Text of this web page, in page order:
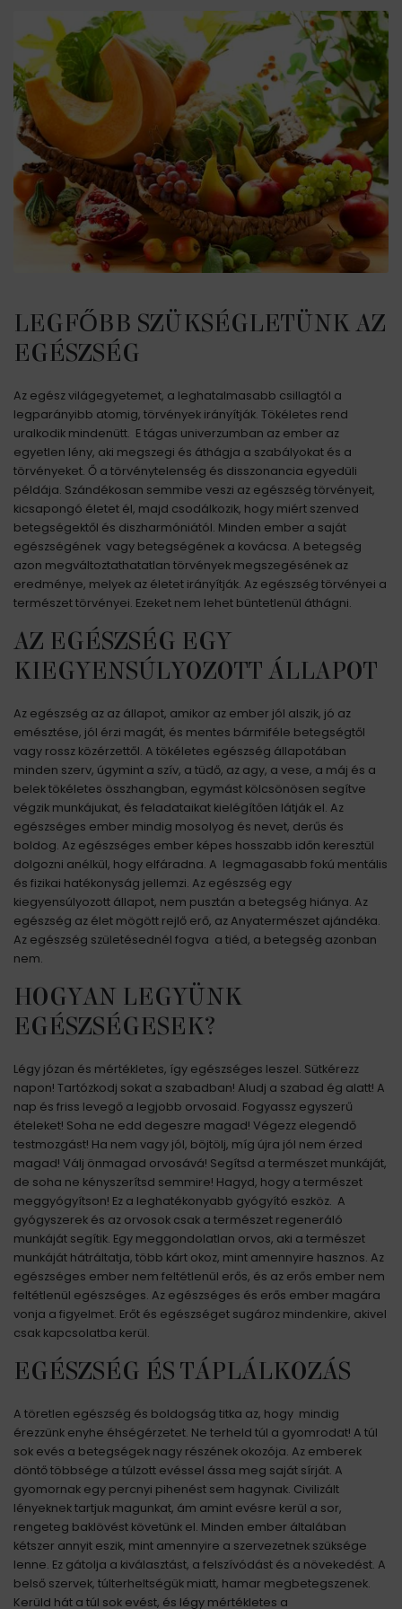
LEGFŐBB SZÜKSÉGLETÜNK AZ
EGÉSZSÉG
Az egész világegyetemet, a leghatalmasabb csillagtól a
legparányibb atomig, törvények irányítják. Tökéletes rend
uralkodik mindenütt. E tágas univerzumban az ember az
egyetlen lény, aki megszegi és áthágja a szabályokat és a
törvényeket. Ő a törvénytelenség és disszonancia egyedüli
példája. Szándékosan semmibe veszi az egészség törvényeit,
kicsapongó életet él, majd csodálkozik, hogy miért szenved
betegségektől és diszharmóniától. Minden ember a saját
egészségének vagy betegségének a kovácsa. A betegség
azon megváltoztathatatlan törvények megszegésének az
eredménye, melyek az életet irányítják. Az egészség törvényei a
természet törvényei. Ezeket nem lehet büntetlenül áthágni.
AZ EGÉSZSÉG EGY
KIEGYENSÚLYOZOTT ÁLLAPOT
Az egészség az az állapot, amikor az ember jól alszik, jó az
emésztése, jól érzi magát, és mentes bármiféle betegségtől
vagy rossz közérzettől. A tökéletes egészség állapotában
minden szerv, úgymint a szív, a tüdő, az agy, a vese, a máj és a
belek tökéletes összhangban, egymást kölcsönösen segítve
végzik munkájukat, és feladataikat kielégítően látják el. Az
egészséges ember mindig mosolyog és nevet, derűs és
boldog. Az egészséges ember képes hosszabb időn keresztül
dolgozni anélkül, hogy elfáradna. A legmagasabb fokú mentális
és fizikai hatékonyság jellemzi. Az egészség egy
kiegyensúlyozott állapot, nem pusztán a betegség hiánya. Az
egészség az élet mögött rejlő erő, az Anyatermészet ajándéka.
Az egészség születésednél fogva a tiéd, a betegség azonban
nem.
HOGYAN LEGYÜNK
EGÉSZSÉGESEK?
Légy józan és mértékletes, így egészséges leszel. Sütkérezz
napon! Tartózkodj sokat a szabadban! Aludj a szabad ég alatt! A
nap és friss levegő a legjobb orvosaid. Fogyassz egyszerű
ételeket! Soha ne edd degeszre magad! Végezz elegendő
testmozgást! Ha nem vagy jól, böjtölj, míg újra jól nem érzed
magad! Válj önmagad orvosává! Segítsd a természet munkáját,
de soha ne kényszerítsd semmire! Hagyd, hogy a természet
meggyógyítson! Ez a leghatékonyabb gyógyító eszköz. A
gyógyszerek és az orvosok csak a természet regeneráló
munkáját segítik. Egy meggondolatlan orvos, aki a természet
munkáját hátráltatja, több kárt okoz, mint amennyire hasznos. Az
egészséges ember nem feltétlenül erős, és az erős ember nem
feltétlenül egészséges. Az egészséges és erős ember magára
vonja a figyelmet. Erőt és egészséget sugároz mindenkire, akivel
csak kapcsolatba kerül.
EGÉSZSÉG ÉS TÁPLÁLKOZÁS
A töretlen egészség és boldogság titka az, hogy mindig
érezzünk enyhe éhségérzetet. Ne terheld túl a gyomrodat! A túl
sok evés a betegségek nagy részének okozója. Az emberek
döntő többsége a túlzott evéssel ássa meg saját sírját. A
gyomornak egy percnyi pihenést sem hagynak. Civilizált
lényeknek tartjuk magunkat, ám amint evésre kerül a sor,
rengeteg baklövést követünk el. Minden ember általában
kétszer annyit eszik, mint amennyire a szervezetnek szüksége
lenne. Ez gátolja a kiválasztást, a felszívódást és a növekedést. A
belső szervek, túlterheltségük miatt, hamar megbetegszenek.
Kerüld hát a túl sok evést, és légy mértékletes a